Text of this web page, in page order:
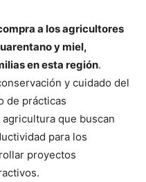
a los agricultores
y miel,
en esta región.
y cuidado del
de prácticas
que buscan
para los
proyectos